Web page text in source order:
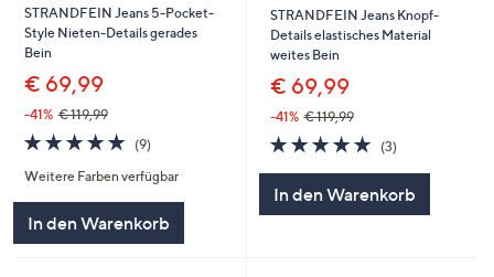
STRANDFEIN Jeans 5-Pocket-
Style Nieten-Details gerades
Bein
€ 69,99
-41% € 119,99
4.7
von
5
(9)9
Weitere Farben verfügbar
In den Warenkorb
STRANDFEIN Jeans Knopf-
Details elastisches Material
weites Bein
€ 69,99
-41% € 119,99
4.7
von
(3)3
In den Warenkorb